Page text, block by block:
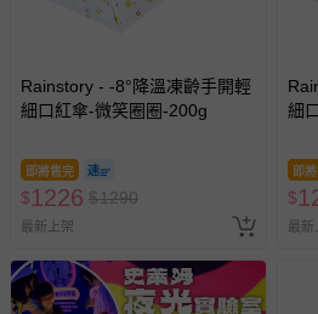
商品、食品等）。
報紙、期刊或雜誌（惟書籍
新費用）。
等）。
非以有形媒介提供之數位內
上服務，經消費者事先同意
戲或活動點數等）。
已拆封之以下類型商品：
Rainstory - -8°降溫凍齡手開輕
細口紅傘-微笑圈圈-200g
即將售完
$1226 $1290
最新上架
細
即
$
最新